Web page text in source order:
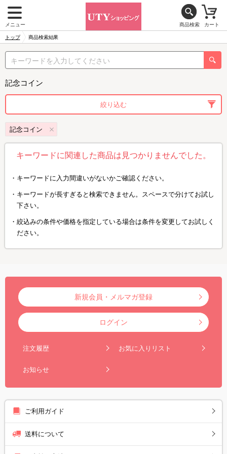
メニュー 商品検索 カート
トップ 商品検索結果
記念コイン
絞り込む
記念コイン
キーワードに関連した商品は見つかりませんでした。
キーワードに入力間違いがないかご確認ください。
キーワードが長すぎると検索できません。スペースで分けてお試し
下さい。
絞込みの条件や価格を指定している場合は条件を変更してお試しく
ださい。
新規会員・メルマガ登録
ログイン
注文履歴 お気に入りリスト
お知らせ
ご利用ガイド
送料について